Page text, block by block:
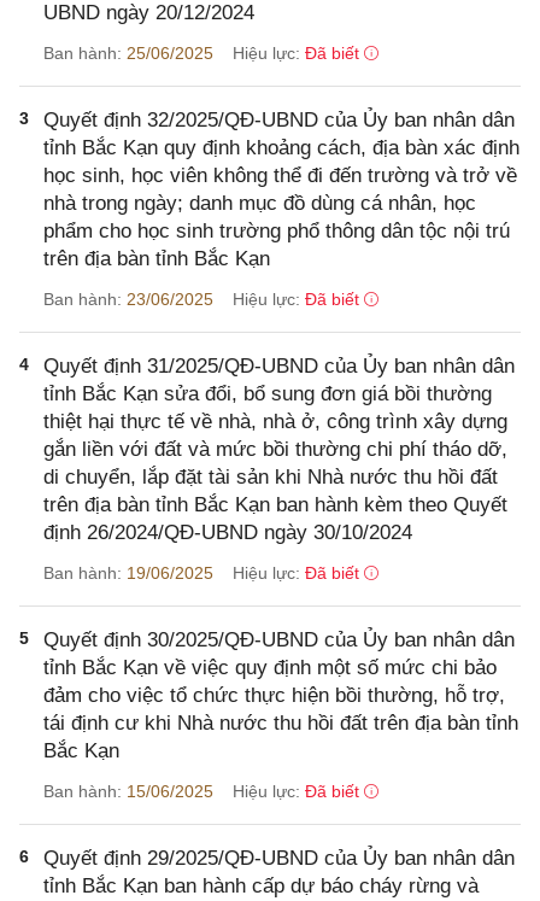
UBND ngày 20/12/2024
Ban hành: 25/06/2025 Hiệu lực: Đã biết
3
Quyết định 32/2025/QĐ-UBND của Ủy ban nhân dân
tỉnh Bắc Kạn quy định khoảng cách, địa bàn xác định
học sinh, học viên không thể đi đến trường và trở về
nhà trong ngày; danh mục đồ dùng cá nhân, học
phẩm cho học sinh trường phổ thông dân tộc nội trú
trên địa bàn tỉnh Bắc Kạn
Ban hành: 23/06/2025 Hiệu lực: Đã biết
4
Quyết định 31/2025/QĐ-UBND của Ủy ban nhân dân
tỉnh Bắc Kạn sửa đổi, bổ sung đơn giá bồi thường
thiệt hại thực tế về nhà, nhà ở, công trình xây dựng
gắn liền với đất và mức bồi thường chi phí tháo dỡ,
di chuyển, lắp đặt tài sản khi Nhà nước thu hồi đất
trên địa bàn tỉnh Bắc Kạn ban hành kèm theo Quyết
định 26/2024/QĐ-UBND ngày 30/10/2024
Ban hành: 19/06/2025 Hiệu lực: Đã biết
5
Quyết định 30/2025/QĐ-UBND của Ủy ban nhân dân
tỉnh Bắc Kạn về việc quy định một số mức chi bảo
đảm cho việc tổ chức thực hiện bồi thường, hỗ trợ,
tái định cư khi Nhà nước thu hồi đất trên địa bàn tỉnh
Bắc Kạn
Ban hành: 15/06/2025 Hiệu lực: Đã biết
6
Quyết định 29/2025/QĐ-UBND của Ủy ban nhân dân
tỉnh Bắc Kạn ban hành cấp dự báo cháy rừng và